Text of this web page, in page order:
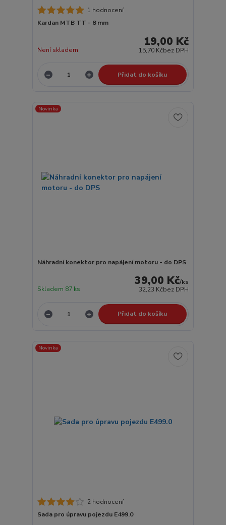
1 hodnocení
Kardan MTB TT - 8 mm
19,00 Kč
15,70 Kčbez DPH
Není skladem
Přidat do košíku
Novinka
Náhradní konektor pro napájení motoru - do DPS
39,00 Kč/ks
32,23 Kčbez DPH
Skladem 87 ks
Přidat do košíku
Novinka
2 hodnocení
Sada pro úpravu pojezdu E499.0